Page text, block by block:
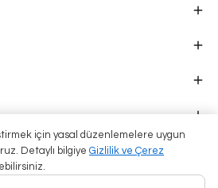
için yasal düzenlemelere uygun
Detaylı bilgiye Gizlilik ve Çerez